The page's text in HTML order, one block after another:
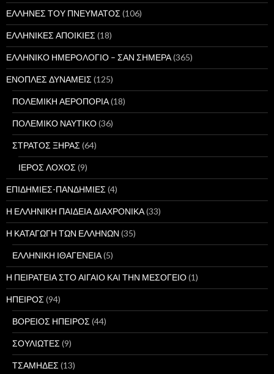
ΕΛΛΗΝΕΣ ΤΟΥ ΠΝΕΥΜΑΤΟΣ (106)
ΕΛΛΗΝΙΚΕΣ ΑΠΟΙΚΙΕΣ (18)
ΕΛΛΗΝΙΚΟ ΗΜΕΡΟΛΟΓΙΟ – ΣΑΝ ΣΗΜΕΡΑ(365)
ΕΝΟΠΛΕΣ ΔΥΝΑΜΕΙΣ (125)
ΠΟΛΕΜΙΚΗ ΑΕΡΟΠΟΡΙΑ(18)
ΠΟΛΕΜΙΚΟ ΝΑΥΤΙΚΟ(36)
ΣΤΡΑΤΟΣ ΞΗΡΑΣ (64)
ΙΕΡΟΣ ΛΟΧΟΣ (9)
ΕΠΙΔΗΜΙΕΣ-ΠΑΝΔΗΜΙΕΣ (4)
Η ΕΛΛΗΝΙΚΗ ΠΑΙΔΕΙΑ ΔΙΑΧΡΟΝΙΚΑ(33)
Η ΚΑΤΑΓΩΓΗ ΤΩΝ ΕΛΛΗΝΩΝ (35)
ΕΛΛΗΝΙΚΗ ΙΘΑΓΕΝΕΙΑ(5)
Η ΠΕΙΡΑΤΕΙΑ ΣΤΟ ΑΙΓΑΙΟ ΚΑΙ ΤΗΝ ΜΕΣΟΓΕΙΟ(1)
ΗΠΕΙΡΟΣ (94)
ΒΟΡΕΙΟΣ ΗΠΕΙΡΟΣ (44)
ΣΟΥΛΙΩΤΕΣ (9)
ΤΣΑΜΗΔΕΣ (13)